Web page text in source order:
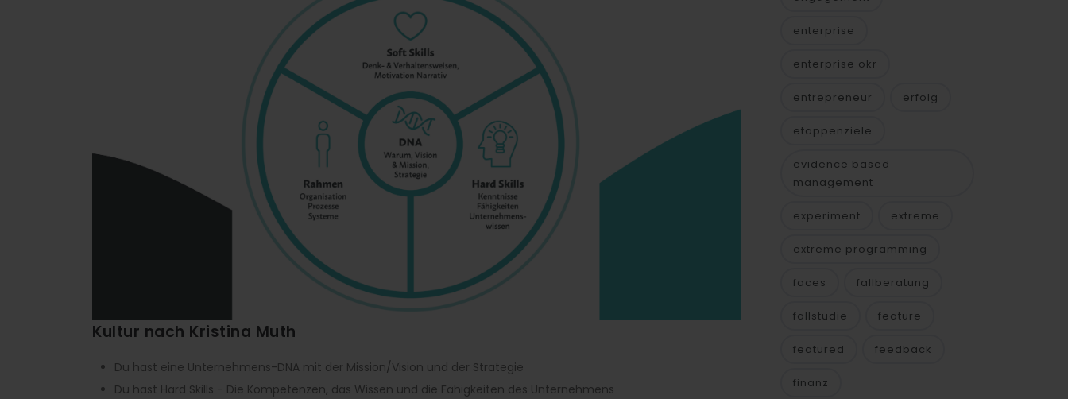
Kultur nach Kristina Muth
Du hast eine Unternehmens-DNA mit der Mission/Vision und der Strategie
Du hast Hard Skills - Die Kompetenzen, das Wissen und die Fähigkeiten des Unternehmens
enterprise
enterprise okr
entrepreneur erfolg
etappenziele
evidence based
management
experiment extreme
extreme programming
faces fallberatung
fallstudie feature
featured feedback
finanz